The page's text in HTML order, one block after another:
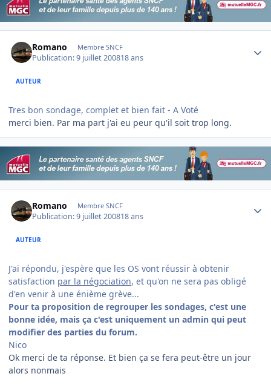
Romano Membre SNCF
Publication:9 juillet 200818 ans
AUTEUR
Tres bon sondage, complet et bien fait - A Voté
merci bien. Par ma part j'ai eu peur qu'il soit trop long.
Romano Membre SNCF
Publication:9 juillet 200818 ans
AUTEUR
J'ai répondu, j'espère que les OS vont réussir à obtenir
satisfaction par la négociation, et qu'on ne sera pas obligé
d'en venir à une énième grève...
Pour ta proposition de regrouper les sondages, c'est une
bonne idée, mais ça c'est uniquement un admin qui peut
modifier des parties du forum.
Nico
Ok merci de ta réponse. Et bien ça se fera peut-être un jour
alors nonmais